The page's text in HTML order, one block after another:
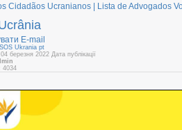
Cidadãos Ucranianos | Lista de Advogados
E-mail
SOS Ukrania pt
березня 2022 Дата публікації
4034